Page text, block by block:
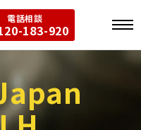
電話相談
183-920